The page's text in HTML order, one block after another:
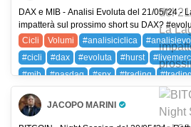
DAX e MIB - Analisi Evoluta del 21/05/'24 -
impatterà sul prossimo short su
Cicli
Volumi #analisiciclica
#cicli
#dax #evoluta #hurst
#mib
#nasdaq #spx #trading
FIB (FTSE MIB)
NDX (NASDAQ 100)
SPX (SP 500)
JACOPO MARINI
Pro Trader